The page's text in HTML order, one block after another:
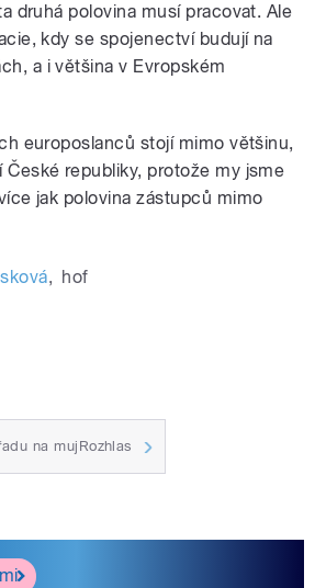
druhá polovina musí pracovat. Ale
kdy se spojenectví budují na
a i většina v Evropském
europoslanců stojí mimo většinu,
České republiky, protože my jsme
jak polovina zástupců mimo
, hof
na mujRozhlas